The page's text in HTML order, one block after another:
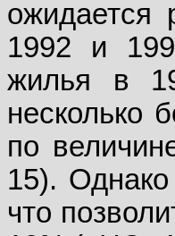
ожидается
1992 и
жилья в
несколько
по
15).
что